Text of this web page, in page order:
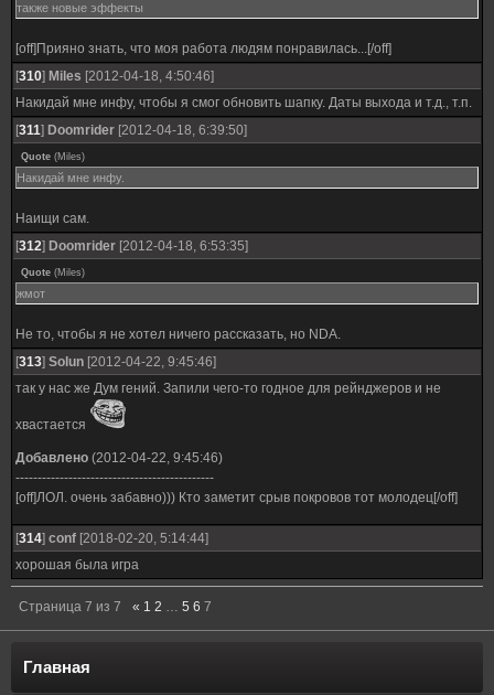
также новые эффекты
[off]Прияно знать, что моя работа людям понравилась...[/off]
[310] Miles [2012-04-18, 4:50:46]
Накидай мне инфу, чтобы я смог обновить шапку. Даты выхода и т.д., т.п.
[311] Doomrider [2012-04-18, 6:39:50]
Quote (Miles)
Накидай мне инфу.
Наищи сам.
[312] Doomrider [2012-04-18, 6:53:35]
Quote (Miles)
жмот
Не то, чтобы я не хотел ничего рассказать, но NDA.
[313] Solun [2012-04-22, 9:45:46]
так у нас же Дум гений. Запили чего-то годное для рейнджеров и не
хвастается
Добавлено (2012-04-22, 9:45:46)
---------------------------------------------
[off]ЛОЛ. очень забавно))) Кто заметит срыв покровов тот молодец[/off]
[314] conf [2018-02-20, 5:14:44]
хорошая была игра
Страница 7 из 7 « 1 2 … 5 6 7
Главная